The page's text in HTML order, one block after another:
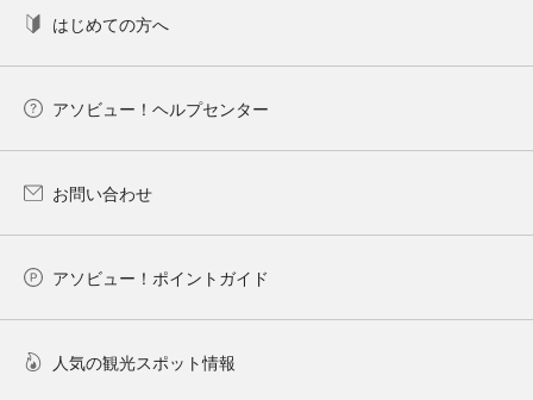
はじめての方へ
アソビュー！ヘルプセンター
お問い合わせ
アソビュー！ポイントガイド
人気の観光スポット情報